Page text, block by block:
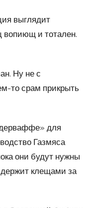
выглядит
вопиющ и тотален.
Ну не с
то срам прикрыть
для
Газмяса
они будут нужны
держит клещами за